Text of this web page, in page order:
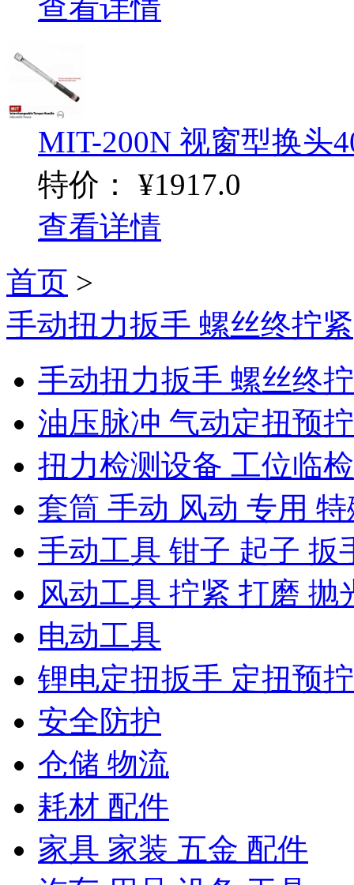
查看详情
MIT-200N 视窗型换头
特价：
¥1917.0
查看详情
首页 >
手动扭力扳手 螺丝终拧紧
手动扭力扳手 螺丝终
油压脉冲 气动定扭预
扭力检测设备 工位临
套筒 手动 风动 专用 特
手动工具 钳子 起子 扳
风动工具 拧紧 打磨 抛
电动工具
锂电定扭扳手 定扭预
安全防护
仓储 物流
耗材 配件
家具 家装 五金 配件